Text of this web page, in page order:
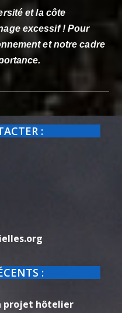
et la côte
excessif ! Pour
et notre cadre
:
:
projet hôtelier